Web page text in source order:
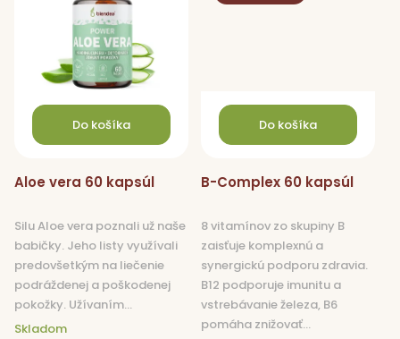
Do košíka
Skladom
Aloe vera 60 kapsúl
Silu Aloe vera poznali už naše
babičky. Jeho listy využívali
predovšetkým na liečenie
podráždenej a poškodenej
pokožky. Užívaním...
Do košíka
B-Complex 60 kapsúl
8 vitamínov zo skupiny B
zaisťuje komplexnú a
synergickú podporu zdravia.
B12 podporuje imunitu a
vstrebávanie železa, B6
pomáha znižovať...